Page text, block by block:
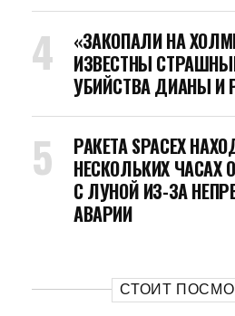
«ЗАКОПАЛИ НА
ИЗВЕСТНЫ
УБИЙСТВА ДИАНЫ И
РАКЕТА SPACEX
НЕСКОЛЬКИХ ЧАСАХ
С ЛУНОЙ ИЗ-ЗА
АВАРИИ
СТОИТ